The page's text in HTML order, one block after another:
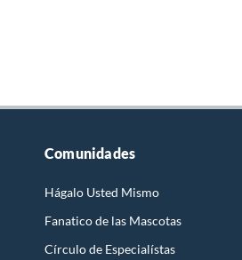
Comunidades
Hágalo Usted Mismo
Fanatico de las Mascotas
Círculo de Especialístas